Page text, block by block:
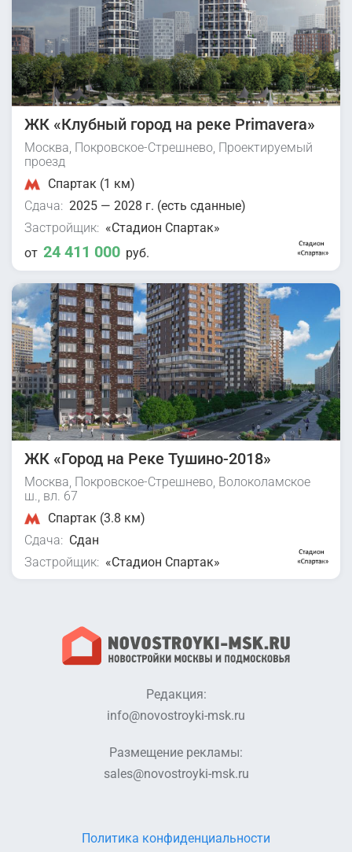
ЖК «Клубный город на реке Primavera»
Москва, Покровское-Стрешнево, Проектируемый
проезд
Спартак (1 км)
Сдача: 2025 — 2028 г. (есть сданные)
Застройщик: «Стадион Спартак»
от 24 411 000 руб.
ЖК «Город на Реке Тушино-2018»
Москва, Покровское-Стрешнево, Волоколамское
ш., вл. 67
Спартак (3.8 км)
Сдача: Сдан
Застройщик: «Стадион Спартак»
Редакция:
info@novostroyki-msk.ru
Размещение рекламы:
sales@novostroyki-msk.ru
Политика конфиденциальности